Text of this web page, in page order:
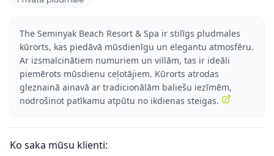
The Seminyak Beach Resort & Spa ir stilīgs pludmales
kūrorts, kas piedāvā mūsdienīgu un elegantu atmosfēru.
Ar izsmalcinātiem numuriem un villām, tas ir ideāli
piemērots mūsdienu ceļotājiem. Kūrorts atrodas
gleznainā ainavā ar tradicionālām baliešu iezīmēm,
nodrošinot patīkamu atpūtu no ikdienas steigas.
Ko saka mūsu klienti: